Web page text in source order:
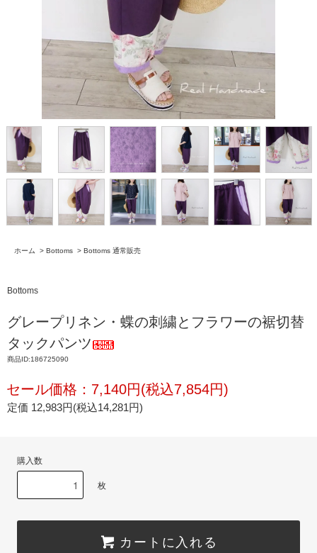
ホーム > Bottoms > Bottoms 通常販売
Bottoms
グレープリネン・蝶の刺繍とフラワーの裾切替
タックパンツ
商品ID:186725090
セール価格：7,140円(税込7,854円)
定価 12,983円(税込14,281円)
購入数
枚
カートに入れる